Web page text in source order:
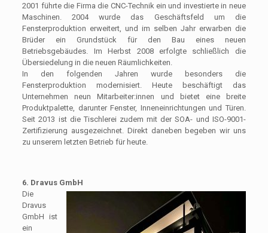
2001 führte die Firma die CNC-Technik ein und investierte in neue
Maschinen. 2004 wurde das Geschäftsfeld um die
Fensterproduktion erweitert, und im selben Jahr erwarben die
Brüder ein Grundstück für den Bau eines neuen
Betriebsgebäudes. Im Herbst 2008 erfolgte schließlich die
Übersiedelung in die neuen Räumlichkeiten.
In den folgenden Jahren wurde besonders die
Fensterproduktion modernisiert. Heute beschäftigt das
Unternehmen neun Mitarbeiter:innen und bietet eine breite
Produktpalette, darunter Fenster, Inneneinrichtungen und Türen.
Seit 2013 ist die Tischlerei zudem mit der SOA- und ISO-9001-
Zertifizierung ausgezeichnet. Direkt daneben begeben wir uns
zu unserem letzten Betrieb für heute.
6. Dravus GmbH
Die
Dravus
GmbH ist
ein